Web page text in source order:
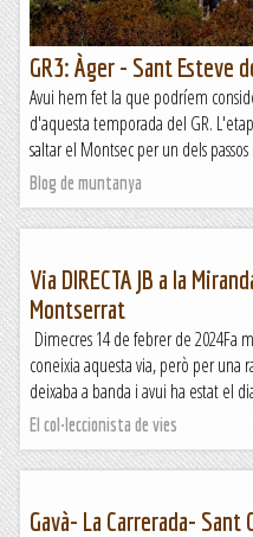
GR3: Àger - Sant Esteve
Avui hem fet la que podríem
d'aquesta temporada del GR.
saltar el Montsec per un dels passos
Blog de muntanya
Via DIRECTA JB a la
Montserrat
Dimecres 14 de febrer de 2024Fa
coneixia aquesta via, però per una
deixaba a banda i avui ha estat el
El col·leccionista de vies
Gavà- La Carrerada- Sant